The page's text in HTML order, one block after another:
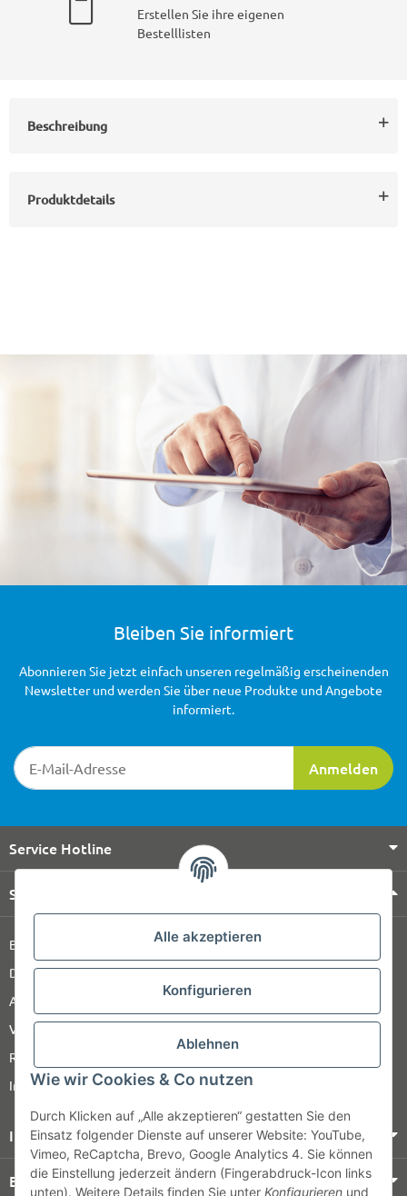
Alle akzeptieren
Konfigurieren
Ablehnen
Wie wir Cookies & Co nutzen
Durch Klicken auf „Alle akzeptieren“ gestatten Sie den
Einsatz folgender Dienste auf unserer Website: YouTube,
Vimeo, ReCaptcha, Brevo, Google Analytics 4. Sie können
die Einstellung jederzeit ändern (Fingerabdruck-Icon links
unten). Weitere Details finden Sie unter Konfigurieren und
Erstellen Sie ihre eigenen
Bestelllisten
Beschreibung
Produktdetails
Bleiben Sie informiert
Newsletter-Registrierung
Anmelden
Abonnieren Sie jetzt einfach unseren regelmäßig erscheinenden
Newsletter und werden Sie über neue Produkte und Angebote
informiert.
Service Hotline
Shop Service
Barrierefreiheitserklärung
Datenschutz
AGB
Versandinformationen
Retour
Impressum
Informationen
Bezahlung & Versand